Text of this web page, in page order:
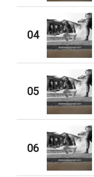
04
05
06